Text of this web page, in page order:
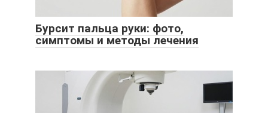
Бурсит пальца руки: фото,
симптомы и методы лечения